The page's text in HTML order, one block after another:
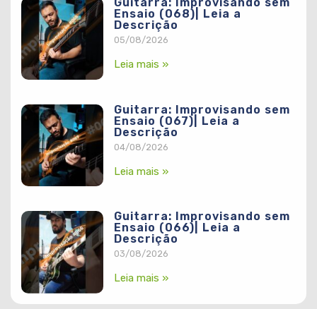
Guitarra: Improvisando sem
Ensaio (068)| Leia a
Descrição
05/08/2026
Leia mais »
Guitarra: Improvisando sem
Ensaio (067)| Leia a
Descrição
04/08/2026
Leia mais »
Guitarra: Improvisando sem
Ensaio (066)| Leia a
Descrição
03/08/2026
Leia mais »